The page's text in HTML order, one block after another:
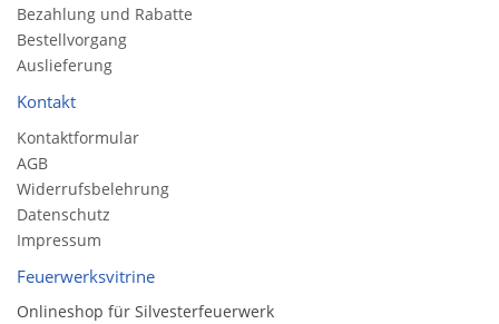
Bezahlung und Rabatte
Bestellvorgang
Auslieferung
Kontakt
Kontaktformular
AGB
Widerrufsbelehrung
Datenschutz
Impressum
Feuerwerksvitrine
Onlineshop für Silvesterfeuerwerk